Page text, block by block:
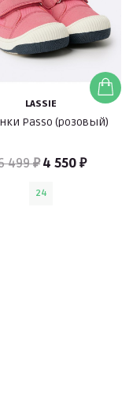
LASSIE
Passo (розовый)
499 ₽ 4 550 ₽
24